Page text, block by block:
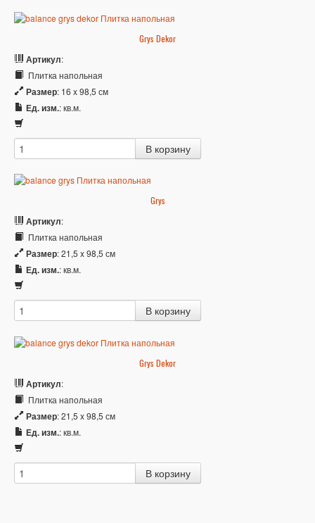
Grys Dekor
Артикул:
Плитка напольная
Размер: 16 x 98,5 см
Ед. изм.: кв.м.
Grys
Артикул:
Плитка напольная
Размер: 21,5 x 98,5 см
Ед. изм.: кв.м.
Grys Dekor
Артикул:
Плитка напольная
Размер: 21,5 x 98,5 см
Ед. изм.: кв.м.